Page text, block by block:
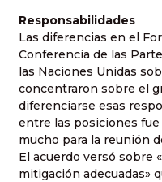
Responsabilidades
Las diferencias en el
Conferencia de las
las Naciones Unidas
concentraron sobre el
diferenciarse esas
entre las posiciones
mucho para la reunión
El acuerdo versó sobre
mitigación adecuadas»